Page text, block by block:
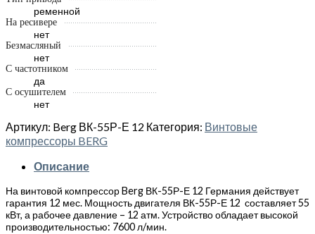
ременной
На ресивере
нет
Безмасляный
нет
С частотником
да
С осушителем
нет
Артикул: Berg ВК-55Р-Е 12 Категория: Винтовые
компрессоры BERG
Описание
На винтовой компрессор Berg ВК-55Р-Е 12 Германия действует
гарантия 12 мес. Мощность двигателя ВК-55Р-Е 12 составляет 55
кВт, а рабочее давление – 12 атм. Устройство обладает высокой
производительностью: 7600 л/мин.